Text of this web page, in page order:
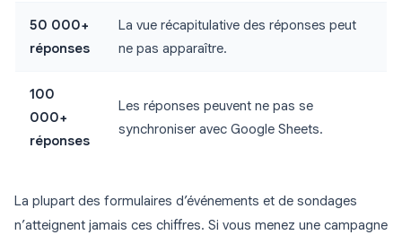
50 000+
réponses
La vue récapitulative des réponses peut
ne pas apparaître.
100
000+
réponses
Les réponses peuvent ne pas se
synchroniser avec Google Sheets.
La plupart des formulaires d’événements et de sondages
n’atteignent jamais ces chiffres. Si vous menez une campagne